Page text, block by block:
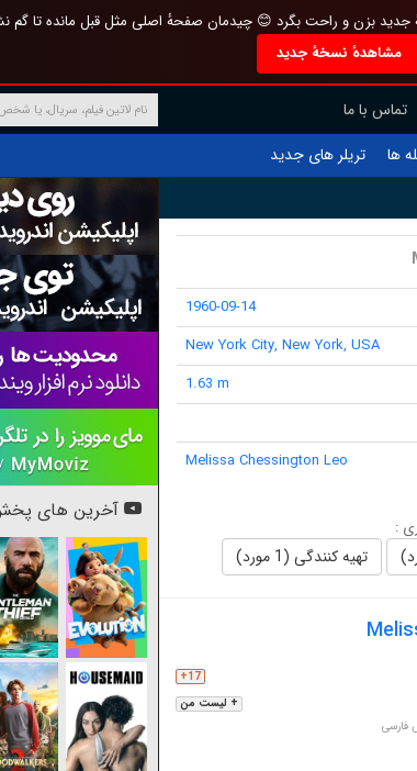
جدید بزن و راحت بگرد 😊 چیدمان صفحهٔ اصلی مثل قبل مانده تا
مشاهدهٔ نسخهٔ جدید
تماس با ما
ها تریلر های جدید
1960-09-14
New York City, New York, USA
1.63 m
Melissa Chessington Leo
:
تهیه کنندگی (1 مورد)
+ لیست من
17+
فارسی
آخرین های